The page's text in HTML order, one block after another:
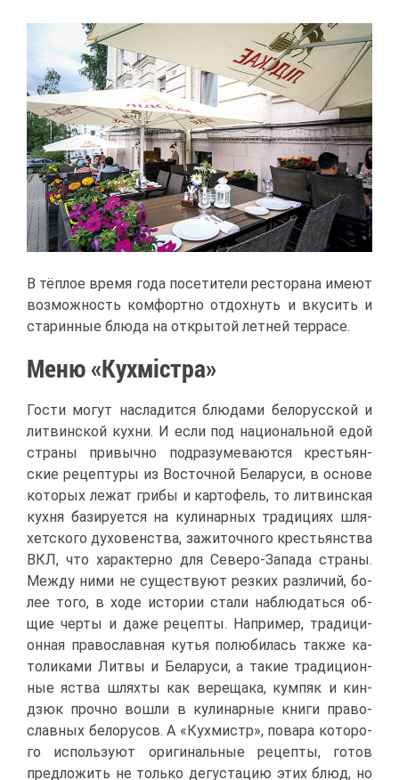
В тёп­лое вре­мя го­да по­се­ти­те­ли ре­сто­ра­на име­ют
воз­мож­ность ком­форт­но от­дох­нуть и вку­сить и
ста­рин­ные блю­да на от­кры­той лет­ней тер­ра­се.
Ме­ню «Кух­мiст­ра»
Го­сти мо­гут на­сла­дит­ся блю­да­ми бе­ло­рус­ской и
лит­вин­ской кух­ни. И ес­ли под на­ци­о­наль­ной едой
стра­ны при­выч­но под­ра­зу­ме­ва­ют­ся кре­стьян­
ские ре­цеп­ту­ры из Во­сточ­ной Бе­ла­ру­си, в ос­но­ве
ко­то­рых ле­жат гри­бы и кар­то­фель, то лит­вин­ская
кух­ня ба­зи­ру­ет­ся на ку­ли­нар­ных тра­ди­ци­ях шля­
хет­ско­го ду­хо­вен­ства, за­жи­точ­но­го кре­стьян­ства
ВКЛ, что ха­рак­тер­но для Се­ве­ро-За­па­да стра­ны.
Меж­ду ни­ми не су­ще­ству­ют рез­ких раз­ли­чий, бо­
лее то­го, в хо­де ис­то­рии ста­ли на­блю­дать­ся об­
щие чер­ты и да­же ре­цеп­ты. На­при­мер, тра­ди­ци­
он­ная пра­во­слав­ная ку­тья по­лю­би­лась та­к­же ка­
то­ли­ка­ми Лит­вы и Бе­ла­ру­си, а та­кие тра­ди­ци­он­
ные яст­ва шлях­ты как ве­ре­ща­ка, кум­пяк и кин­
дзюк проч­но во­шли в ку­ли­нар­ные кни­ги пра­во­
слав­ных бе­ло­ру­сов. А «Кух­мистр», по­ва­ра ко­то­ро­
го ис­поль­зу­ют ори­ги­наль­ные ре­цеп­ты, го­тов
пред­ло­жить не толь­ко де­гу­ста­цию этих блюд, но